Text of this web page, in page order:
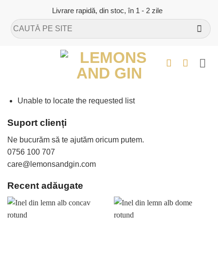
content
Livrare rapidă, din stoc, în 1 - 2 zile
Caută
după:
Unable to locate the requested list
Suport clienți
Ne bucurăm să te ajutăm oricum putem.
0756 100 707
care@lemonsandgin.com
Recent adăugate